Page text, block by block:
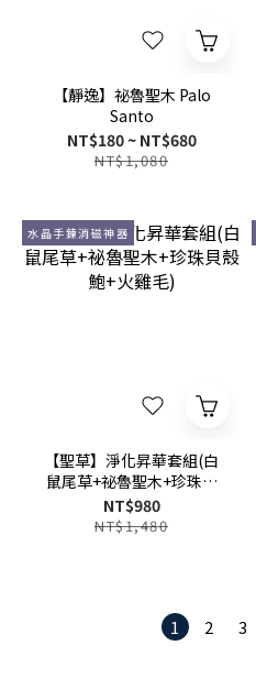
【靜逸】祕魯聖木 Palo
Santo
NT$180 ~ NT$680
NT$1,080
水晶手鍊消磁神器
【聖草】淨化昇華套組(白
鼠尾草+祕魯聖木+珍珠貝
殼鮑+火雞毛)
NT$980
NT$1,480
1 2 3